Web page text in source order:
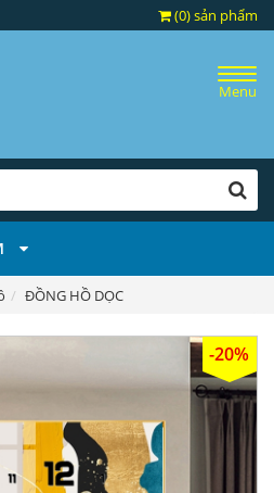
(0) sản phẩm
Menu
ĐỒNG HỒ DỌC
-20%